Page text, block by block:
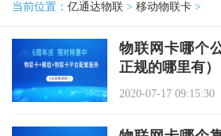
当前位置： 亿通达物联 > 移动物联卡 >
物联网卡哪个
正规的哪里有）
2020-07-17 09:15:30